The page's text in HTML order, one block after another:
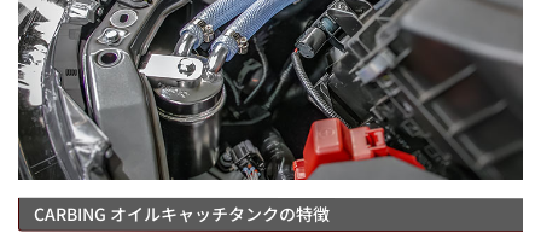
CARBING オイルキャッチタンクの特徴